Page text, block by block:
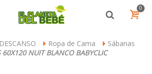
0
> Ropa de Cama > Sábanas
60X120 NUIT BLANCO BABYCLIC